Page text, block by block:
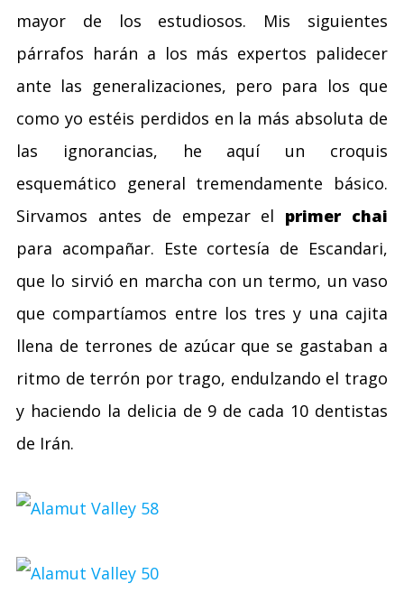
mayor de los estudiosos. Mis siguientes
párrafos harán a los más expertos palidecer
ante las generalizaciones, pero para los que
como yo estéis perdidos en la más absoluta de
las ignorancias, he aquí un croquis
esquemático general tremendamente básico.
Sirvamos antes de empezar el primer chai
para acompañar. Este cortesía de Escandari,
que lo sirvió en marcha con un termo, un vaso
que compartíamos entre los tres y una cajita
llena de terrones de azúcar que se gastaban a
ritmo de terrón por trago, endulzando el trago
y haciendo la delicia de 9 de cada 10 dentistas
de Irán.